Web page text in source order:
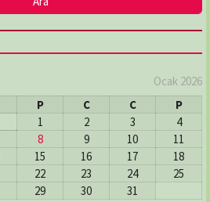
Ocak 2026
P C C
P
1
2 3
4
8 9 10
11
15 16 17
18
22 23 24
25
29 30 31